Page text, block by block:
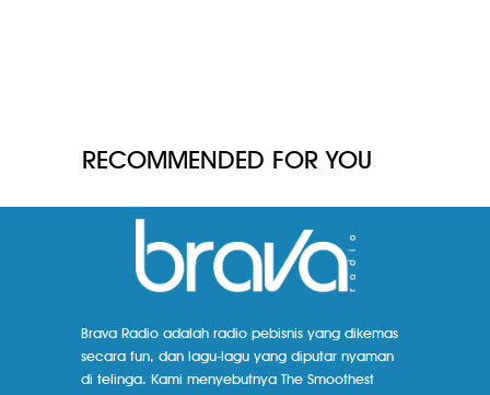
RECOMMENDED FOR YOU
Brava Radio adalah radio pebisnis yang dikemas
secara fun, dan lagu-lagu yang diputar nyaman
di telinga. Kami menyebutnya The Smoothest